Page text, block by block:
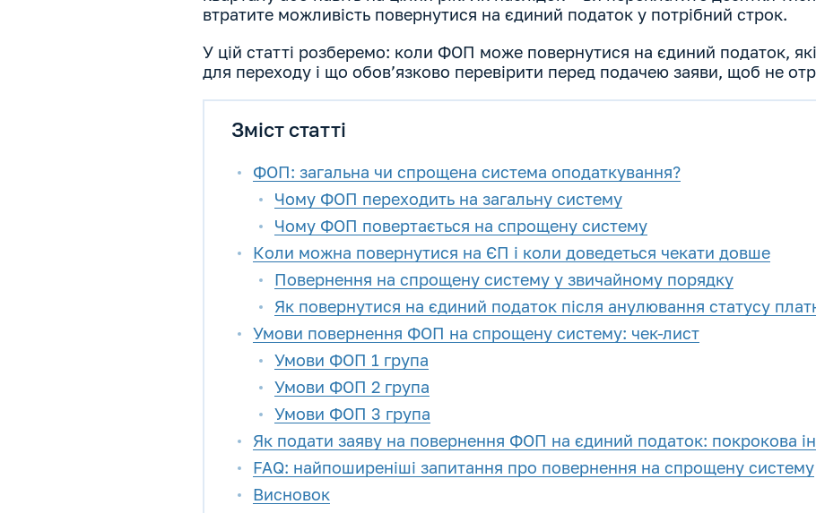
втратите можливість повернутися на єдиний податок у потрібний строк.
У цій статті розберемо: коли ФОП може повернутися на єдиний податок,
для переходу і що обов’язково перевірити перед подачею заяви, щоб не
Зміст статті
ФОП: загальна чи спрощена система оподаткування?
Чому ФОП переходить на загальну систему
Чому ФОП повертається на спрощену систему
Коли можна повернутися на ЄП і коли доведеться чекати довше
Повернення на спрощену систему у звичайному порядку
Як повернутися на єдиний податок після анулювання статусу
Умови повернення ФОП на спрощену систему: чек-лист
Умови ФОП 1 група
Умови ФОП 2 група
Умови ФОП 3 група
Як подати заяву на повернення ФОП на єдиний податок: покрокова
FAQ: найпоширеніші запитання про повернення на спрощену систему
Висновок